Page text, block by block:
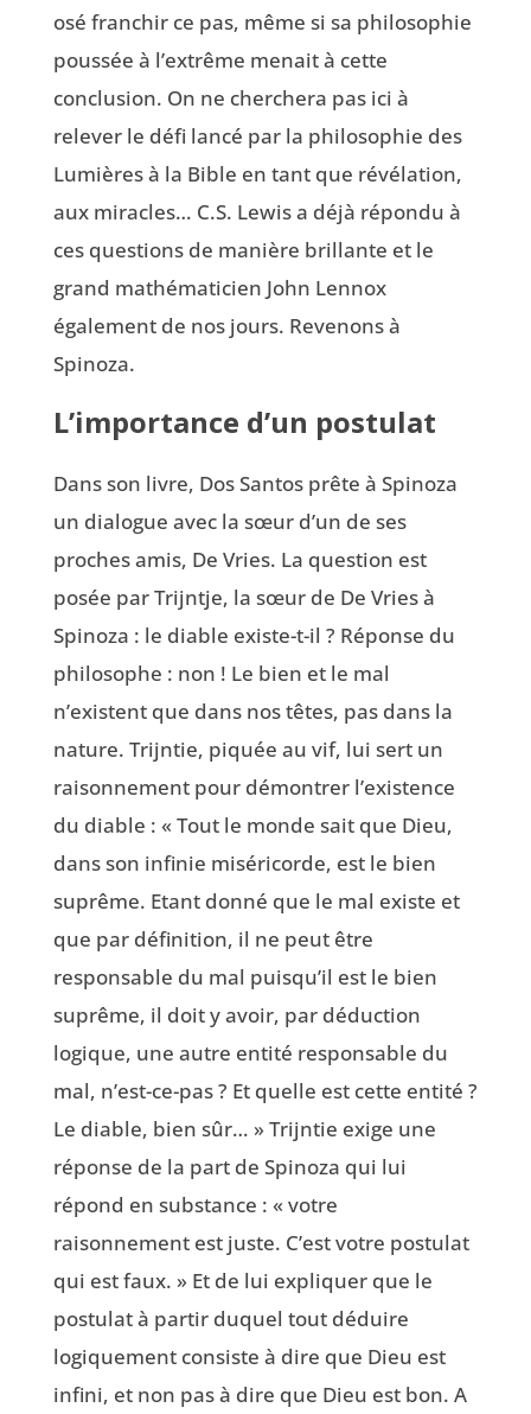
osé franchir ce pas, même si sa philosophie
poussée à l’extrême menait à cette
conclusion. On ne cherchera pas ici à
relever le défi lancé par la philosophie des
Lumières à la Bible en tant que révélation,
aux miracles… C.S. Lewis a déjà répondu à
ces questions de manière brillante et le
grand mathématicien John Lennox
également de nos jours. Revenons à
Spinoza.
L’importance d’un postulat
Dans son livre, Dos Santos prête à Spinoza
un dialogue avec la sœur d’un de ses
proches amis, De Vries. La question est
posée par Trijntje, la sœur de De Vries à
Spinoza : le diable existe-t-il ? Réponse du
philosophe : non ! Le bien et le mal
n’existent que dans nos têtes, pas dans la
nature. Trijntie, piquée au vif, lui sert un
raisonnement pour démontrer l’existence
du diable : « Tout le monde sait que Dieu,
dans son infinie miséricorde, est le bien
suprême. Etant donné que le mal existe et
que par définition, il ne peut être
responsable du mal puisqu’il est le bien
suprême, il doit y avoir, par déduction
logique, une autre entité responsable du
mal, n’est-ce-pas ? Et quelle est cette entité ?
Le diable, bien sûr… » Trijntie exige une
réponse de la part de Spinoza qui lui
répond en substance : « votre
raisonnement est juste. C’est votre postulat
qui est faux. » Et de lui expliquer que le
postulat à partir duquel tout déduire
logiquement consiste à dire que Dieu est
infini, et non pas à dire que Dieu est bon. A